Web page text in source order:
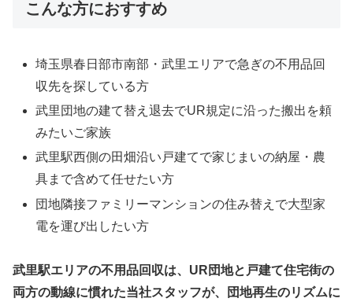
こんな方におすすめ
埼玉県春日部市南部・武里エリアで急ぎの不用品回
収先を探している方
武里団地の建て替え退去でUR規定に沿った搬出を頼
みたいご家族
武里駅西側の田畑沿い戸建てで家じまいの納屋・農
具まで含めて任せたい方
団地隣接ファミリーマンションの住み替えで大型家
電を運び出したい方
武里駅エリアの不用品回収は、UR団地と戸建て住宅街の
両方の動線に慣れた当社スタッフが、団地再生のリズムに